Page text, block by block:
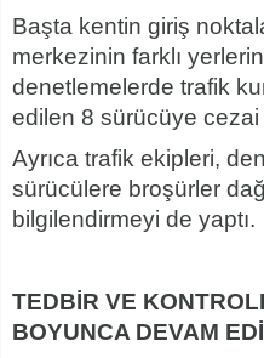
Başta kentin giriş
merkezinin farklı
denetlemelerde trafik
edilen 8 sürücüye cezai
Ayrıca trafik ekipleri,
sürücülere broşürler
bilgilendirmeyi de yaptı.
TEDBİR VE
BOYUNCA DEVAM